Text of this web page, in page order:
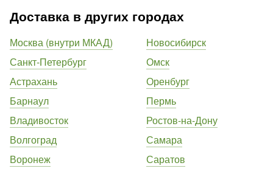
Доставка в других городах
Москва (внутри МКАД)
Санкт-Петербург
Астрахань
Барнаул
Владивосток
Волгоград
Воронеж
Новосибирск
Омск
Оренбург
Пермь
Ростов-на-Дону
Самара
Саратов